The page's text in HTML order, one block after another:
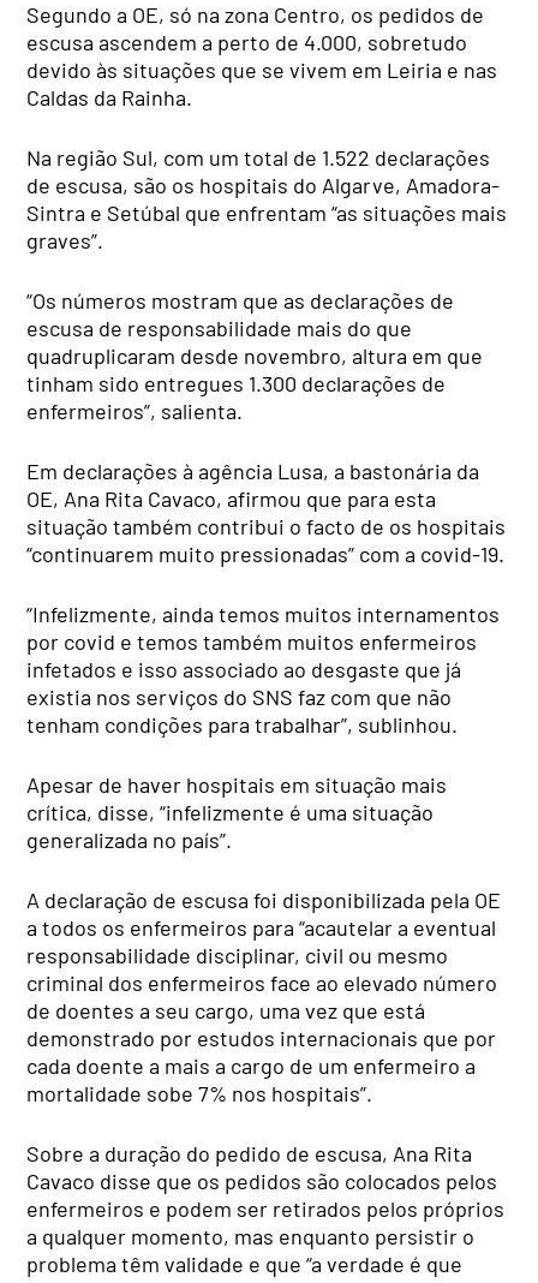
Segundo a OE, só na zona Centro, os pedidos de
escusa ascendem a perto de 4.000, sobretudo
devido às situações que se vivem em Leiria e nas
Caldas da Rainha.
Na região Sul, com um total de 1.522 declarações
de escusa, são os hospitais do Algarve, Amadora-
Sintra e Setúbal que enfrentam “as situações mais
graves”.
“Os números mostram que as declarações de
escusa de responsabilidade mais do que
quadruplicaram desde novembro, altura em que
tinham sido entregues 1.300 declarações de
enfermeiros”, salienta.
Em declarações à agência Lusa, a bastonária da
OE, Ana Rita Cavaco, afirmou que para esta
situação também contribui o facto de os hospitais
“continuarem muito pressionadas” com a covid-19.
“Infelizmente, ainda temos muitos internamentos
por covid e temos também muitos enfermeiros
infetados e isso associado ao desgaste que já
existia nos serviços do SNS faz com que não
tenham condições para trabalhar”, sublinhou.
Apesar de haver hospitais em situação mais
crítica, disse, “infelizmente é uma situação
generalizada no país”.
A declaração de escusa foi disponibilizada pela OE
a todos os enfermeiros para “acautelar a eventual
responsabilidade disciplinar, civil ou mesmo
criminal dos enfermeiros face ao elevado número
de doentes a seu cargo, uma vez que está
demonstrado por estudos internacionais que por
cada doente a mais a cargo de um enfermeiro a
mortalidade sobe 7% nos hospitais”.
Sobre a duração do pedido de escusa, Ana Rita
Cavaco disse que os pedidos são colocados pelos
enfermeiros e podem ser retirados pelos próprios
a qualquer momento, mas enquanto persistir o
problema têm validade e que “a verdade é que